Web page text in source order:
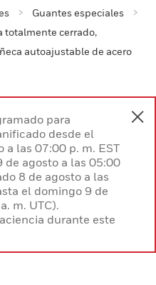
Guantes especiales
totalmente cerrado,
autoajustable de acero
para
desde el
a las 07:00 p. m. EST
de agosto a las 05:00
8 de agosto a las
el domingo 9 de
m. UTC).
durante este